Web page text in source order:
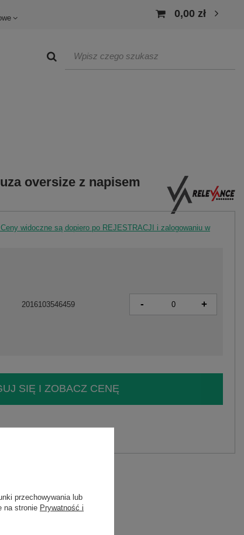
0,00 zł
oversize z napisem
widoczne są dopiero po REJESTRACJI i zalogowaniu w
2016103546459 - +
SIĘ I ZOBACZ CENĘ
przechowywania lub
na stronie Prywatność i